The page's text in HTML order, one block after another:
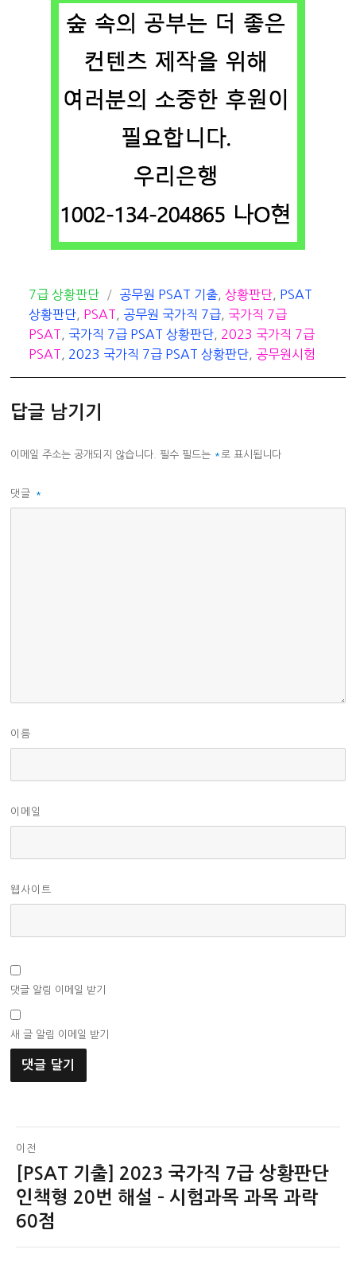
카
테
고
리
7급 상황판단
태
그
공무원 PSAT 기출, 상황판단, PSAT
상황판단
PSAT 공무원 국가직 7급
국가직 7급
PSAT
국가직 7급 PSAT 상황판단
2023 국가직 7급
PSAT
2023 국가직 7급 PSAT 상황판단 공무원시험
답글 남기기
이메일 주소는 공개되지 않습니다. 필수 필드는 * 로 표시됩니다
댓글 *
이름
이메일
웹사이트
댓글 알림 이메일 받기
새 글 알림 이메일 받기
글
탐
색
이전
이
전
글:
[PSAT 기출] 2023 국가직 7급 상황판단
인책형 20번 해설 – 시험과목 과목 과락
60점